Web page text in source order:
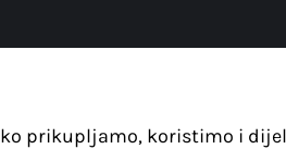
prikupljamo, koristimo i